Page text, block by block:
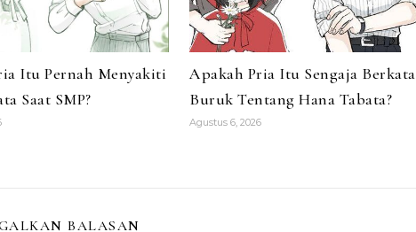
Itu Pernah Menyakiti
Saat SMP?
Apakah Pria Itu Sengaja Berkata
Buruk Tentang Hana Tabata?
Agustus 6, 2026
BALASAN